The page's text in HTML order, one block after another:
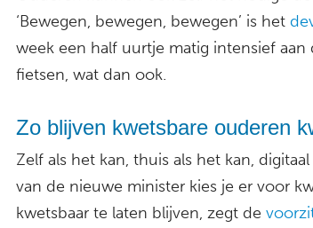
‘Bewegen, bewegen, bewegen’ is het
week een half uurtje matig intensief aan
fietsen, wat dan ook.
Zo blijven kwetsbare ouderen
Zelf als het kan, thuis als het kan,
van de nieuwe minister kies je er voor
kwetsbaar te laten blijven, zegt de